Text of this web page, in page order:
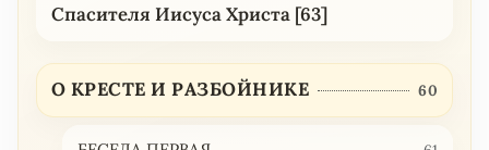
Спасителя Иисуса Христа [63]
О КРЕСТЕ И РАЗБОЙНИКЕ 60